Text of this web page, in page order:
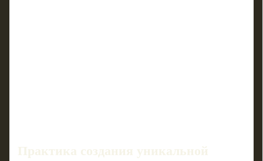
Практика создания уникальной